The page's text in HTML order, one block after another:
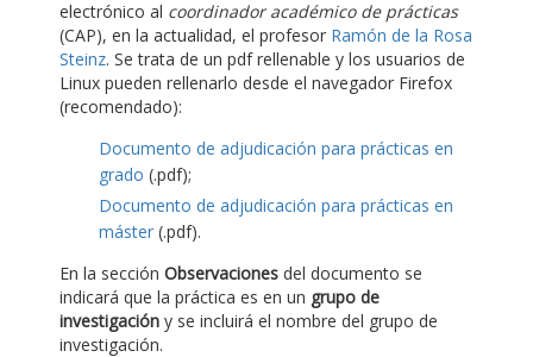
electrónico al coordinador académico de prácticas
(CAP), en la actualidad, el profesor Ramón de la Rosa
Steinz. Se trata de un pdf rellenable y los usuarios de
Linux pueden rellenarlo desde el navegador Firefox
(recomendado):
Documento de adjudicación para prácticas en
grado (.pdf);
Documento de adjudicación para prácticas en
máster (.pdf).
En la sección Observaciones del documento se
indicará que la práctica es en un grupo de
investigación y se incluirá el nombre del grupo de
investigación.